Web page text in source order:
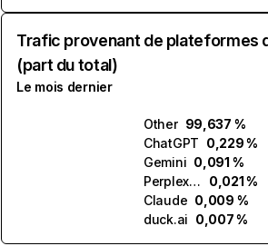
Trafic provenant de plateformes
(part du total)
Le mois dernier
Other 99,637 %
ChatGPT 0,229 %
Gemini 0,091 %
Perplexity
0,021 %
Claude 0,009 %
duck.ai 0,007 %